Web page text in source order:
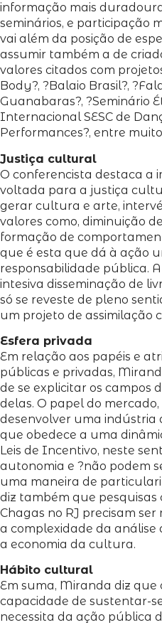
informação mais
seminários, e participação
vai além da posição de
assumir também a de
valores citados com
Body?, ?Balaio Brasil?,
Guanabaras?, ?Seminário
Internacional SESC de
Performances?, entre
Justiça cultural
O conferencista destaca a
voltada para a justiça
gerar cultura e arte,
valores como, diminuição
formação de
que é esta que dá à ação
responsabilidade pública.
intesiva disseminação de
só se reveste de pleno
um projeto de assimilação
Esfera privada
Em relação aos papéis e
públicas e privadas,
de se explicitar os campos
delas. O papel do
desenvolver uma indústria
que obedece a uma
Leis de Incentivo, neste
autonomia e ?não podem
uma maneira de
diz também que pesquisas
Chagas no RJ precisam
a complexidade da análise
a economia da cultura.
Hábito cultural
Em suma, Miranda diz que
capacidade de sustentar-
necessita da ação pública